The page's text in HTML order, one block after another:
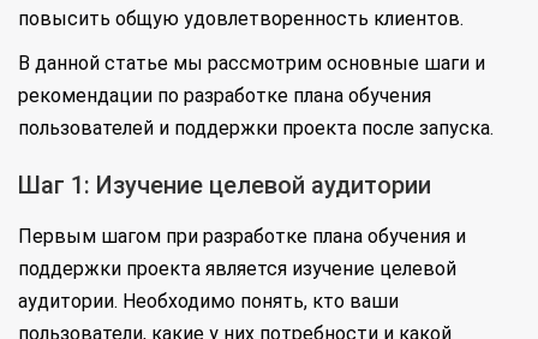
повысить общую удовлетворенность клиентов.
В данной статье мы рассмотрим основные шаги и
рекомендации по разработке плана обучения
пользователей и поддержки проекта после запуска.
Шаг 1: Изучение целевой аудитории
Первым шагом при разработке плана обучения и
поддержки проекта является изучение целевой
аудитории. Необходимо понять, кто ваши
пользователи, какие у них потребности и какой